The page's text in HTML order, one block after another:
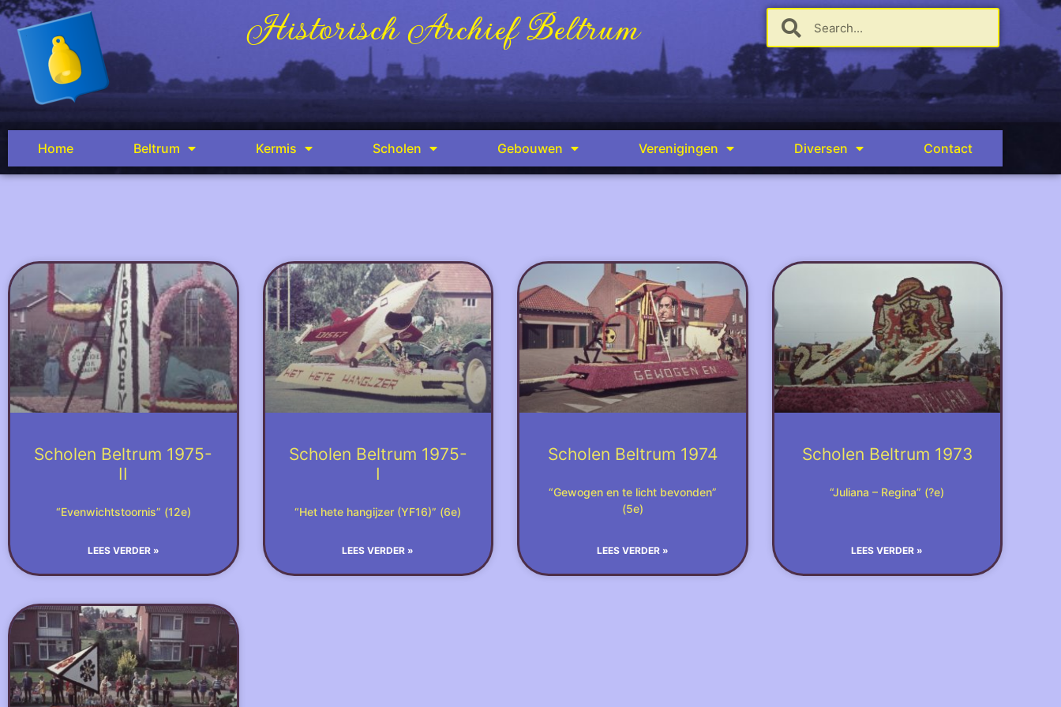
Historisch Archief Beltrum
Home Beltrum Kermis Scholen Gebouwen Verenigingen Diversen Contact
Scholen Beltrum 1975-
II
“Evenwichtstoornis” (12e)
LEES VERDER »
Scholen Beltrum 1975-
I
“Het hete hangijzer (YF16)” (6e)
LEES VERDER »
Scholen Beltrum 1974
“Gewogen en te licht bevonden”
(5e)
LEES VERDER »
Scholen Beltrum 1973
“Juliana – Regina” (?e)
LEES VERDER »